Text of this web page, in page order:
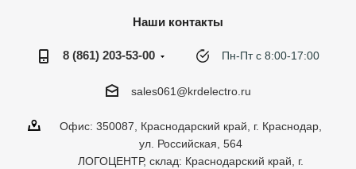
Наши контакты
8 (861) 203-53-00 Пн-Пт с 8:00-17:00
sales061@krdelectro.ru
Офис: 350087, Краснодарский край, г. Краснодар,
ул. Российская, 564
ЛОГОЦЕНТР, склад: Краснодарский край, г.